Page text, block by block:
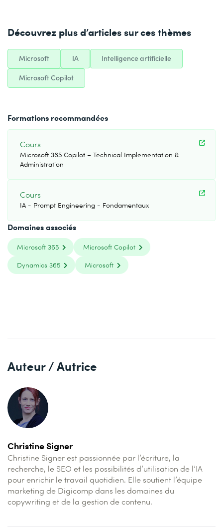
Découvrez plus d’articles sur ces thèmes
Microsoft IA Intelligence artificielle
Microsoft Copilot
Formations recommandées
Cours
Microsoft 365 Copilot – Technical Implementation &
Administration
Cours
IA - Prompt Engineering - Fondamentaux
Domaines associés
Microsoft 365
Microsoft Copilot
Dynamics 365
Microsoft
Auteur / Autrice
Christine Signer
Christine Signer est passionnée par l’écriture, la
recherche, le SEO et les possibilités d’utilisation de l’IA
pour enrichir le travail quotidien. Elle soutient l’équipe
marketing de Digicomp dans les domaines du
copywriting et de la gestion de contenu.